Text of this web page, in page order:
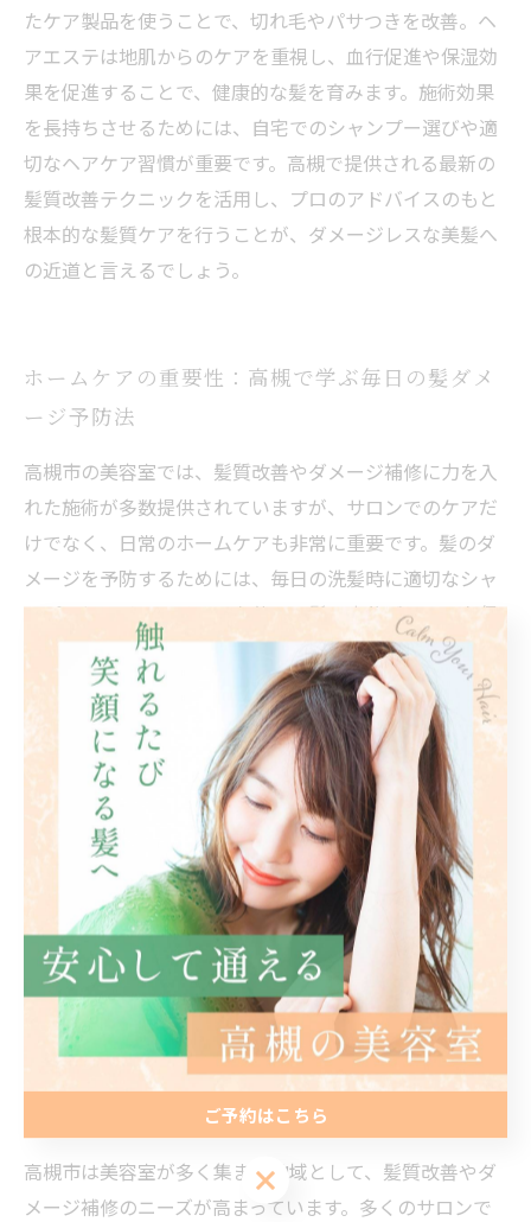
たケア製品を使うことで、切れ毛やパサつきを改善。ヘ
アエステは地肌からのケアを重視し、血行促進や保湿効
果を促進することで、健康的な髪を育みます。施術効果
を長持ちさせるためには、自宅でのシャンプー選びや適
切なヘアケア習慣が重要です。高槻で提供される最新の
髪質改善テクニックを活用し、プロのアドバイスのもと
根本的な髪質ケアを行うことが、ダメージレスな美髪へ
の近道と言えるでしょう。
ホームケアの重要性：高槻で学ぶ毎日の髪ダメ
ージ予防法
高槻市の美容室では、髪質改善やダメージ補修に力を入
れた施術が多数提供されていますが、サロンでのケアだ
けでなく、日常のホームケアも非常に重要です。髪のダ
メージを予防するためには、毎日の洗髪時に適切なシャ
ンプーとトリートメントを使い、髪の水分バランスを保
つことが大切です。また、ドライヤーの熱から髪を保護
するために、熱保護スプレーの使用も効果的です。さら
に、栄養バランスの良い食事や十分な睡眠は、髪の健康
維持に欠かせません。高槻の美容室では、これらのホー
ムケア方法を具体的に指導し、個々の髪質やダメージ状
態に合わせたケア方法を提案しています。サロンでの施
術と日々のセルフケアを組み合わせることで、髪本来の
美しさを引き出し、長期にわたり健康的な髪を保つこと
が可能です。髪質改善を目指すなら、まずは毎日の基本
ケアから見直しましょう。
美しい髪を取り戻すまでの道のり：高槻での髪
質改善成功ストーリー
高槻市は美容室が多く集まる地域として、髪質改善やダ
メージ補修のニーズが高まっています。多くのサロンで
ご予約はこちら
ご予約はこちら